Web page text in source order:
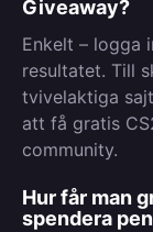
Giveaway?
Enkelt – logga
resultatet. Till
tvivelaktiga
att få gratis
community.
Hur får man
spendera